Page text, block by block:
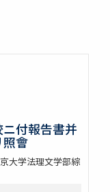
付報告書并
會
大学法理文学部綜